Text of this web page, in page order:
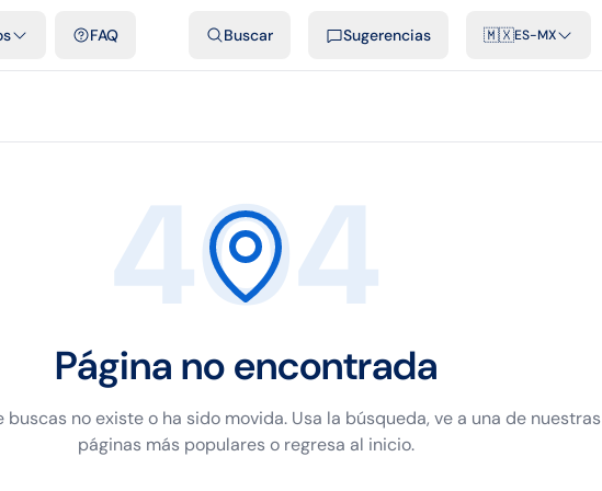
FAQ Buscar Sugerencias 🇲🇽ES-MX
404
Página no encontrada
buscas no existe o ha sido movida. Usa la búsqueda, ve a una de nuestras
páginas más populares o regresa al inicio.